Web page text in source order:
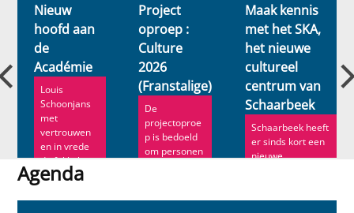
Nieuw
hoofd aan
de
Académie
Louis
Schoonjans
met
vertrouwen
en in vrede
de fakkel
door. Ann
Project
oproep :
Culture
2026
(Franstalige)
De
projectoproe
p is bedoeld
om personen
Maak kennis
met het SKA,
het nieuwe
cultureel
centrum van
Schaarbeek
Schaarbeek heeft
er sinds kort een
nieuwe
Agenda
Agenda